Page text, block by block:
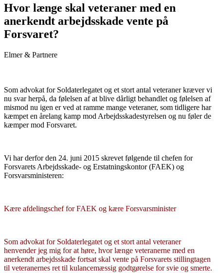
Hvor længe skal veteraner med en
anerkendt arbejdsskade vente på
Forsvaret?
Elmer & Partnere
Som advokat for Soldaterlegatet og et stort antal veteraner kræver vi
nu svar herpå, da følelsen af at blive dårligt behandlet og følelsen af
mismod nu igen er ved at ramme mange veteraner, som tidligere har
kæmpet en årelang kamp mod Arbejdsskadestyrelsen og nu føler de
kæmper mod Forsvaret.
Vi har derfor den 24. juni 2015 skrevet følgende til chefen for
Forsvarets Arbejdsskade- og Erstatningskontor (FAEK) og
Forsvarsministeren:
Kære afdelingschef for FAEK og kære Forsvarsminister
Som advokat for Soldaterlegatet og et stort antal veteraner
henvender jeg mig for at høre, hvor længe veteranerne med en
anerkendt arbejdsskade fortsat skal vente på Forsvarets stillingtagen
til veteranernes ret til kulancemæssig godtgørelse for svie og smerte.